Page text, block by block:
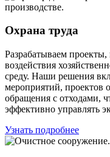
Охрана труда
Разрабатываем
воздействия
среду. Наши решения
мероприятий, проектов
обращения с отходами,
эффективно управлять
Узнать подробнее